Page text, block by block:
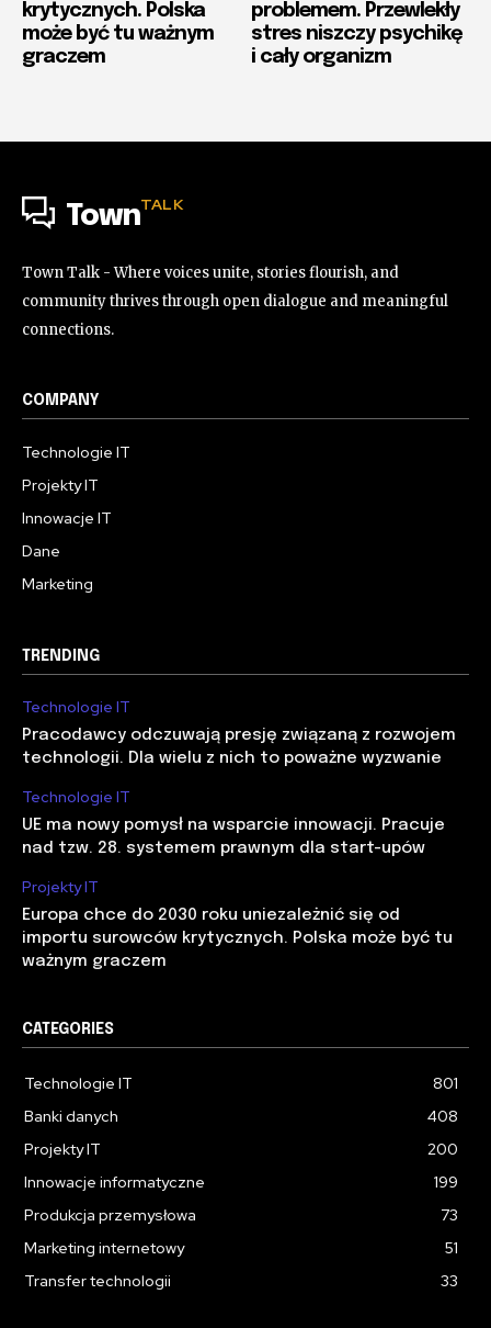
krytycznych. Polska
może być tu ważnym
graczem
problemem. Przewlekły
stres niszczy psychikę
i cały organizm
TownTALK
Town Talk - Where voices unite, stories flourish, and
community thrives through open dialogue and meaningful
connections.
COMPANY
Technologie IT
Projekty IT
Innowacje IT
Dane
Marketing
TRENDING
Technologie IT
Pracodawcy odczuwają presję związaną z rozwojem
technologii. Dla wielu z nich to poważne wyzwanie
Technologie IT
UE ma nowy pomysł na wsparcie innowacji. Pracuje
nad tzw. 28. systemem prawnym dla start-upów
Projekty IT
Europa chce do 2030 roku uniezależnić się od
importu surowców krytycznych. Polska może być tu
ważnym graczem
CATEGORIES
Technologie IT
801
Banki danych
408
Projekty IT
200
Innowacje informatyczne
199
Produkcja przemysłowa
73
Marketing internetowy
51
Transfer technologii
33